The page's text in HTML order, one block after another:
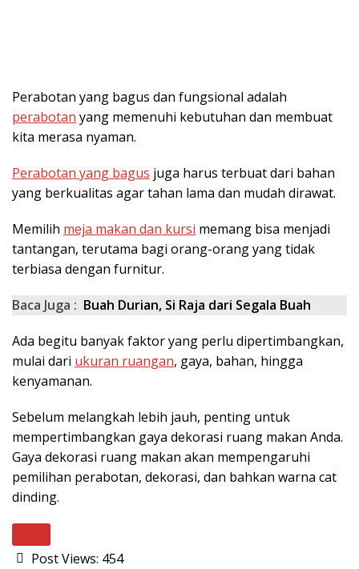
Perabotan yang bagus dan fungsional adalah
perabotan yang memenuhi kebutuhan dan membuat
kita merasa nyaman.
Perabotan yang bagus juga harus terbuat dari bahan
yang berkualitas agar tahan lama dan mudah dirawat.
Memilih meja makan dan kursi memang bisa menjadi
tantangan, terutama bagi orang-orang yang tidak
terbiasa dengan furnitur.
Baca Juga : Buah Durian, Si Raja dari Segala Buah
Ada begitu banyak faktor yang perlu dipertimbangkan,
mulai dari ukuran ruangan, gaya, bahan, hingga
kenyamanan.
Sebelum melangkah lebih jauh, penting untuk
mempertimbangkan gaya dekorasi ruang makan Anda.
Gaya dekorasi ruang makan akan mempengaruhi
pemilihan perabotan, dekorasi, dan bahkan warna cat
dinding.
Post Views: 454